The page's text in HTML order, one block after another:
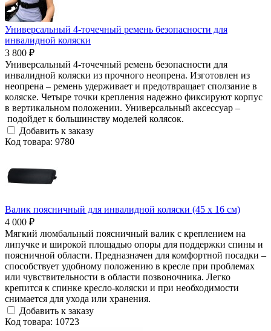
Универсальный 4-точечный ремень безопасности для
инвалидной коляски
3 800 ₽
Универсальный 4-точечный ремень безопасности для
инвалидной коляски из прочного неопрена. Изготовлен из
неопрена – ремень удерживает и предотвращает сползание в
коляске. Четыре точки крепления надежно фиксируют корпус
в вертикальном положении. Универсальный аксессуар –
подойдет к большинству моделей колясок.
Добавить к заказу
Код товара: 9780
Валик поясничный для инвалидной коляски (45 x 16 см)
4 000 ₽
Мягкий люмбальный поясничный валик с креплением на
липучке и широкой площадью опоры для поддержки спины и
поясничной области. Предназначен для комфортной посадки –
способствует удобному положению в кресле при проблемах
или чувствительности в области позвоночника. Легко
крепится к спинке кресло-коляски и при необходимости
снимается для ухода или хранения.
Добавить к заказу
Код товара: 10723